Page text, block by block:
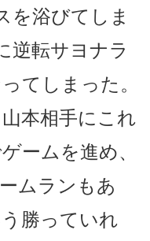
を浴びてしま
逆転サヨナラ
てしまった。
本相手にこれ
ームを進め、
ムランもあ
勝っていれ